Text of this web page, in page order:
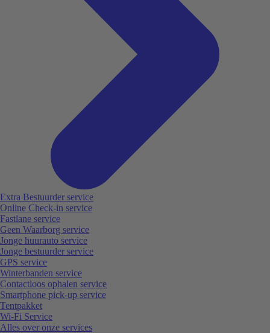
Extra Bestuurder service
Online Check-in service
Fastlane service
Geen Waarborg service
Jonge huurauto service
Jonge bestuurder service
GPS service
Winterbanden service
Contactloos ophalen service
Smartphone pick-up service
Tentpakket
Wi-Fi Service
Alles over onze services